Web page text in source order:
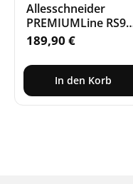
Allesschneider
PREMIUMLine RS92
schwarz
189,90 €
In den Korb